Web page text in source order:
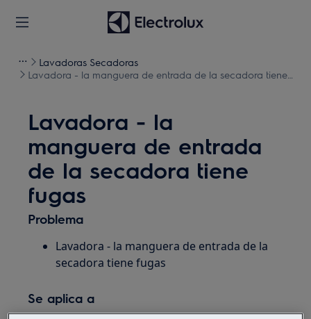
Lavadoras Secadoras
Lavadora - la manguera de entrada de la secadora tiene
Lavadora - la
manguera de entrada
de la secadora tiene
fugas
Problema
Lavadora - la manguera de entrada de la
secadora tiene fugas
Se aplica a